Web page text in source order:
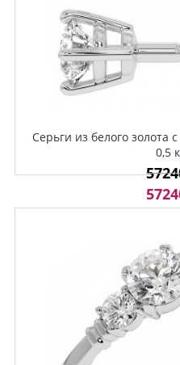
Серьги из белого золота
0,5